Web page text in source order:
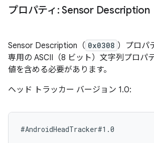
プロパティ: Sensor Description
Sensor Description（ 0x0308 ）プロパ
専用の ASCII（8 ビット）文字列プロパ
値を含める必要があります。
ヘッド トラッカー バージョン 1.0: